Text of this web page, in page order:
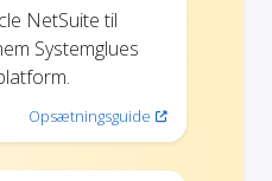
NetSuite til
Systemglues
Opsætningsguide